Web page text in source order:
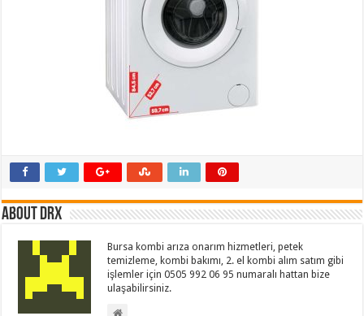
About drx
Bursa kombi arıza onarım hizmetleri, petek
temizleme, kombi bakımı, 2. el kombi alım satım gibi
işlemler için 0505 992 06 95 numaralı hattan bize
ulaşabilirsiniz.